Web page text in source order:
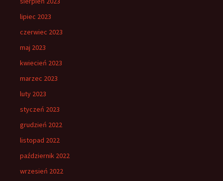
lipiec 2023
czerwiec 2023
maj 2023
kwiecień 2023
marzec 2023
luty 2023
styczeń 2023
grudzień 2022
listopad 2022
październik 2022
wrzesień 2022